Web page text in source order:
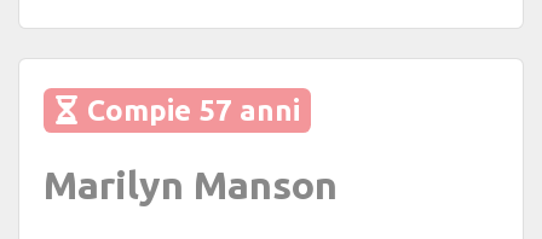
Compie 57 anni
Marilyn Manson